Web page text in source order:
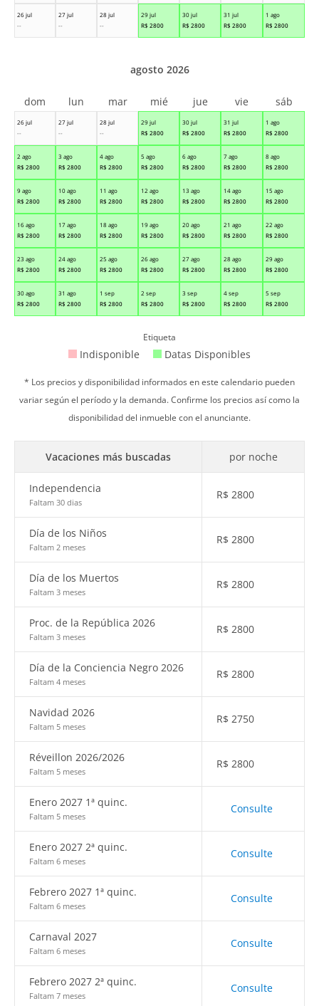
26 jul
--
27 jul
--
28 jul
--
29 jul
R$ 2800
30 jul
R$ 2800
31 jul
R$ 2800
1 ago
R$ 2800
26 jul
--
27 jul
--
28 jul
--
29 jul
R$ 2800
30 jul
R$ 2800
31 jul
R$ 2800
1 ago
R$ 2800
2 ago
R$ 2800
3 ago
R$ 2800
4 ago
R$ 2800
5 ago
R$ 2800
6 ago
R$ 2800
7 ago
R$ 2800
8 ago
R$ 2800
9 ago
R$ 2800
10 ago
R$ 2800
11 ago
R$ 2800
12 ago
R$ 2800
13 ago
R$ 2800
14 ago
R$ 2800
15 ago
R$ 2800
16 ago
R$ 2800
17 ago
R$ 2800
18 ago
R$ 2800
19 ago
R$ 2800
20 ago
R$ 2800
21 ago
R$ 2800
22 ago
R$ 2800
23 ago
R$ 2800
24 ago
R$ 2800
25 ago
R$ 2800
26 ago
R$ 2800
27 ago
R$ 2800
28 ago
R$ 2800
29 ago
R$ 2800
30 ago
R$ 2800
31 ago
R$ 2800
1 sep
R$ 2800
2 sep
R$ 2800
3 sep
R$ 2800
4 sep
R$ 2800
5 sep
R$ 2800
agosto 2026
dom lun mar mié jue vie sáb
Etiqueta
Indisponible Datas Disponibles
* Los precios y disponibilidad informados en este calendario pueden
variar según el período y la demanda. Confirme los precios así como la
disponibilidad del inmueble con el anunciante.
Vacaciones más buscadas por noche
Independencia
Faltam 30 dias
R$ 2800
Día de los Niños
Faltam 2 meses
R$ 2800
Día de los Muertos
Faltam 3 meses
R$ 2800
Proc. de la República 2026
Faltam 3 meses
R$ 2800
Día de la Conciencia Negro 2026
Faltam 4 meses
R$ 2800
Navidad 2026
Faltam 5 meses
R$ 2750
Réveillon 2026/2026
Faltam 5 meses
R$ 2800
Enero 2027 1ª quinc.
Faltam 5 meses
Consulte
Enero 2027 2ª quinc.
Faltam 6 meses
Consulte
Febrero 2027 1ª quinc.
Faltam 6 meses
Consulte
Carnaval 2027
Faltam 6 meses
Consulte
Febrero 2027 2ª quinc.
Faltam 7 meses
Consulte